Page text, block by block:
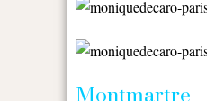
Montmartre